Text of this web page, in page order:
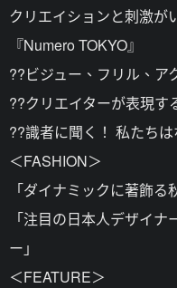
クリエイションと刺激が
『Numero TOKYO』
??ビジュー、フリル、ア
??クリエイターが表現す
??識者に聞く！ 私たち
＜FASHION＞
「ダイナミックに著飾る
「注目の日本人デザイ
ー」
＜FEATURE＞